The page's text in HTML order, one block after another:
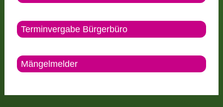
Terminvergabe Bürgerbüro
Mängelmelder